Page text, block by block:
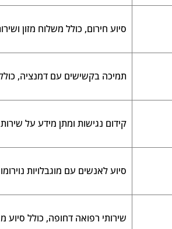
סיוע חירום, כולל משלוח מזון
תמיכה בקשישים עם דמנציה,
קידום נגישות ומתן מידע על
סיוע לאנשים עם מוגבלויות
שירותי רפואה דחופה, כולל סיוע